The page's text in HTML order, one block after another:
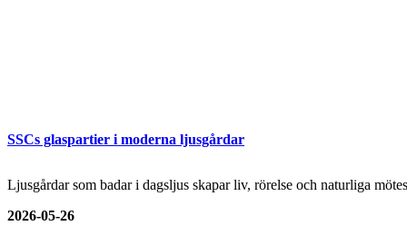
SSCs glaspartier i moderna ljusgårdar
Ljusgårdar som badar i dagsljus skapar liv, rörelse och naturliga
2026-05-26